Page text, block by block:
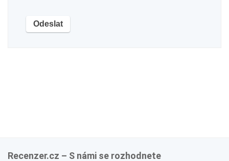
Recenzer.cz – S námi se rozhodnete